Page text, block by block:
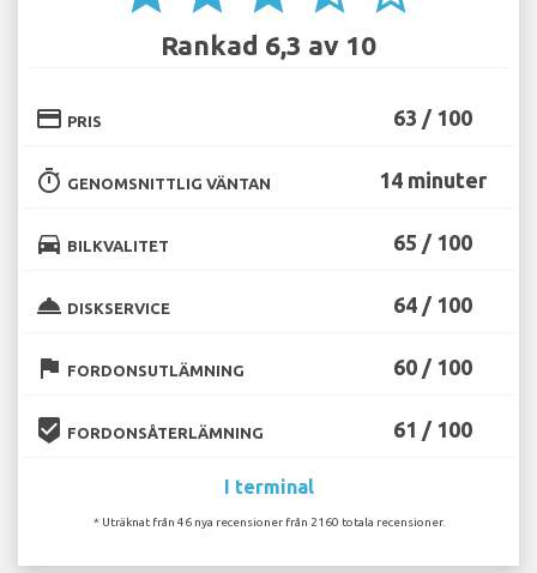
Rankad 6,3 av 10
credit_card PRIS 63 / 100
timer GENOMSNITTLIG VÄNTAN 14 minuter
directions_car BILKVALITET 65 / 100
room_service DISKSERVICE 64 / 100
flag FORDONSUTLÄMNING 60 / 100
beenhere FORDONSÅTERLÄMNING 61 / 100
I terminal
* Uträknat från 46 nya recensioner från 2160 totala recensioner.